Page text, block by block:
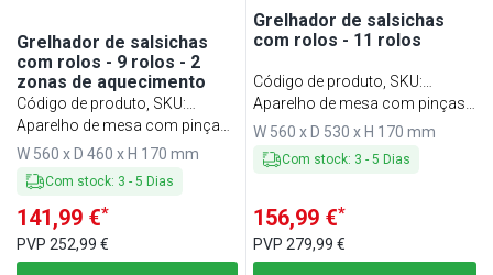
Grelhador de salsichas
com rolos - 9 rolos - 2
zonas de aquecimento
Código de produto, SKU:
HDGJ9N
Aparelho de mesa com pinças
de servir - 50~200°C
W 560 x D 460 x H 170 mm
Com stock: 3 - 5 Dias
141,99 €*
PVP 252,99 €
Grelhador de salsichas
com rolos - 11 rolos
Código de produto, SKU:
HDGJ11N
Aparelho de mesa com pinças
de servir - 50~200°C
W 560 x D 530 x H 170 mm
Com stock: 3 -5 Dias
156,99 €*
PVP279,99 €